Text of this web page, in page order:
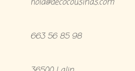
hola@decocousiñas.com
663 56 85 98